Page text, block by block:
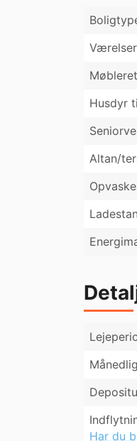
Værelser
Møbleret
Husdyr
Altan/
Har du